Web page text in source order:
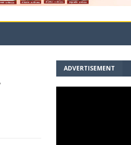
ADVERTISEMENT